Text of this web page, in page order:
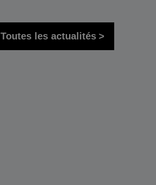
Toutes les actualités